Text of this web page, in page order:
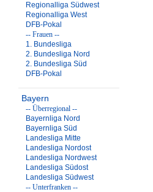
Regionalliga Südwest
Regionalliga West
DFB-Pokal
-- Frauen --
1. Bundesliga
2. Bundesliga Nord
2. Bundesliga Süd
DFB-Pokal
Bayern
-- Überregional --
Bayernliga Nord
Bayernliga Süd
Landesliga Mitte
Landesliga Nordost
Landesliga Nordwest
Landesliga Südost
Landesliga Südwest
-- Unterfranken --